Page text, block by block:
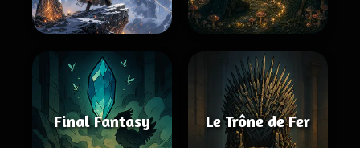
Final Fantasy Le Trône de Fer